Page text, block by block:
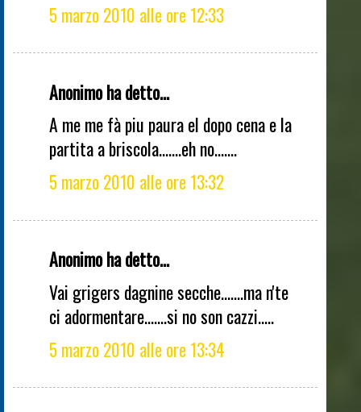
5 marzo 2010 alle ore 12:33
Anonimo ha detto...
A me me fà piu paura el dopo cena e la
partita a briscola.......eh no.......
5 marzo 2010 alle ore 13:32
Anonimo ha detto...
Vai grigers dagnine secche.......ma n'te
ci adormentare.......si no son cazzi.....
5 marzo 2010 alle ore 13:34